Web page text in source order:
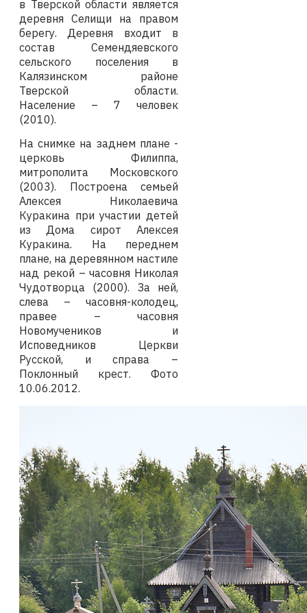
в Тверской области является
деревня Селищи на правом
берегу. Деревня входит в
состав Семендяевского
сельского поселения в
Калязинском районе
Тверской области.
Население – 7 человек
(2010).
На снимке на заднем плане -
церковь Филиппа,
митрополита Московского
(2003). Построена семьей
Алексея Николаевича
Куракина при участии детей
из Дома сирот Алексея
Куракина. На переднем
плане, на деревянном настиле
над рекой – часовня Николая
Чудотворца (2000). За ней,
слева – часовня-колодец,
правее – часовня
Новомучеников и
Исповедников Церкви
Русской, и справа –
Поклонный крест. Фото
10.06.2012.